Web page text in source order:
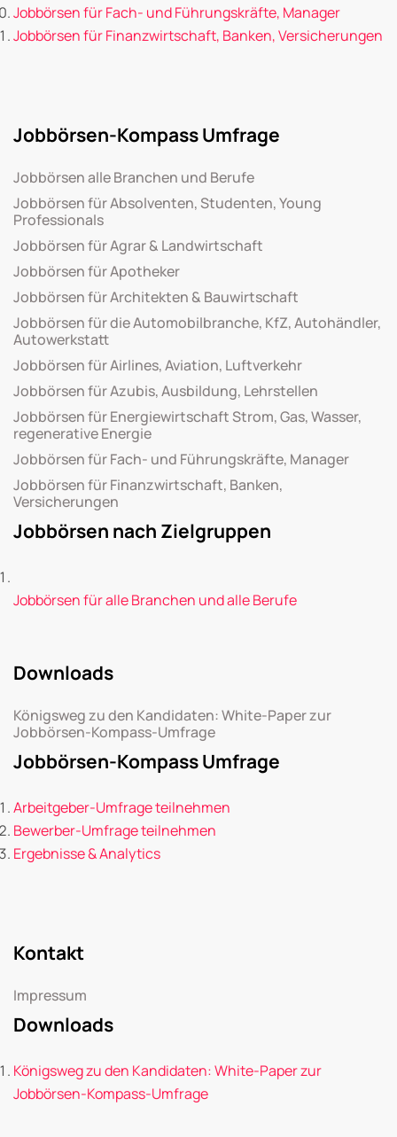
Jobbörsen für Fach- und Führungskräfte, Manager
Jobbörsen für Finanzwirtschaft, Banken, Versicherungen
Jobbörsen-Kompass Umfrage
Jobbörsen alle Branchen und Berufe
Jobbörsen für Absolventen, Studenten, Young
Professionals
Jobbörsen für Agrar & Landwirtschaft
Jobbörsen für Apotheker
Jobbörsen für Architekten & Bauwirtschaft
Jobbörsen für die Automobilbranche, KfZ, Autohändler,
Autowerkstatt
Jobbörsen für Airlines, Aviation, Luftverkehr
Jobbörsen für Azubis, Ausbildung, Lehrstellen
Jobbörsen für Energiewirtschaft Strom, Gas, Wasser,
regenerative Energie
Jobbörsen für Fach- und Führungskräfte, Manager
Jobbörsen für Finanzwirtschaft, Banken,
Versicherungen
Jobbörsen nach Zielgruppen
Jobbörsen für alle Branchen und alle Berufe
Downloads
Königsweg zu den Kandidaten: White-Paper zur
Jobbörsen-Kompass-Umfrage
Jobbörsen-Kompass Umfrage
Arbeitgeber-Umfrage teilnehmen
Bewerber-Umfrage teilnehmen
Ergebnisse & Analytics
Kontakt
Impressum
Downloads
Königsweg zu den Kandidaten: White-Paper zur
Jobbörsen-Kompass-Umfrage